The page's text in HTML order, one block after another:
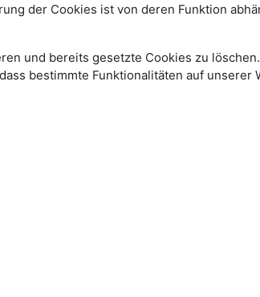
der Cookies ist von deren Funktion
und bereits gesetzte Cookies zu
bestimmte Funktionalitäten auf